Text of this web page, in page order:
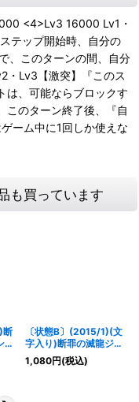
<4>Lv3 16000 Lv1・
テップ開始時、自分の
、このターンの間、自分
・Lv3【激突】『このス
は、可能ならブロックす
このターン終了後、『自
ーム中に1回しか使えな
も買っています
断
〔状態B〕(2015/1)(文
字入り)断罪の滅龍ジャ
ッジメント・ドラゴニス
【X】{BS24-X01}
1,080円(税込)